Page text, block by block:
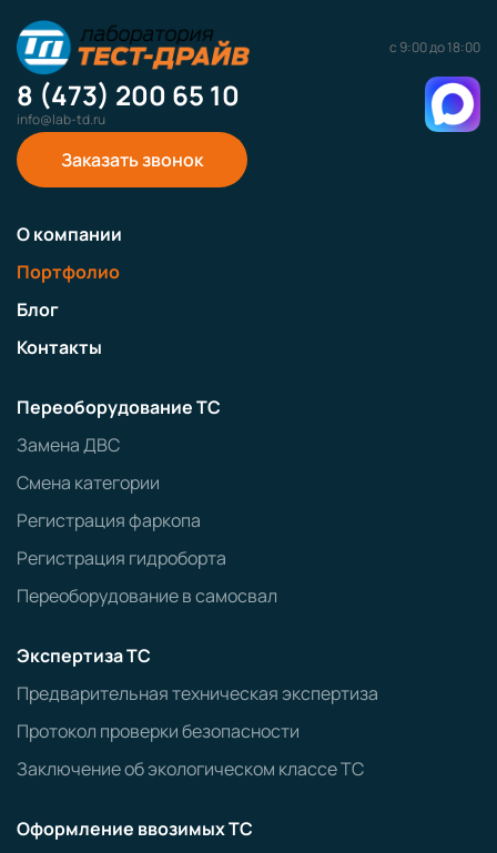
с 9:00 до 18:00
8 (473) 200 65 10
info@lab-td.ru
Заказать звонок
О компании
Портфолио
Блог
Контакты
Переоборудование ТС
Замена ДВС
Смена категории
Регистрация фаркопа
Регистрация гидроборта
Переоборудование в самосвал
Экспертиза ТС
Предварительная техническая экспертиза
Протокол проверки безопасности
Заключение об экологическом классе ТС
Оформление ввозимых ТС